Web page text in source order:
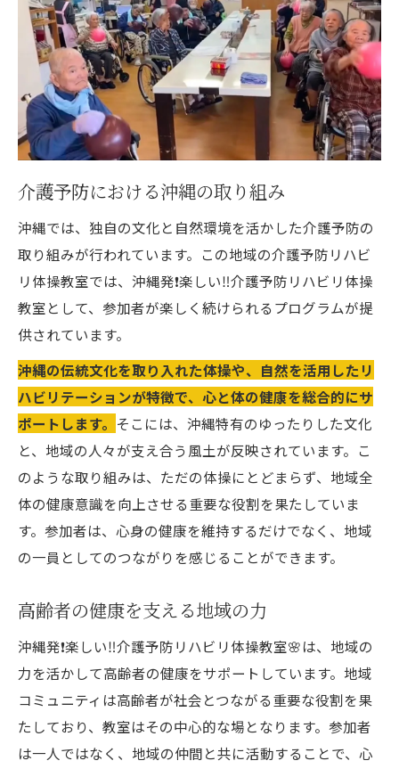
笑いを通じた参加者の心の変化
笑いの健康効果を活かす方法
リハビリの枠を超えたエンターテイメント
要素
笑いが教室に与えるポジティブな影響
参加者同士の交流が深まる沖縄発❗️楽しい‼️介護
予防リハビリ体操教室🌸
交流を促進する教室の取り組み
新しい仲間との出会いがもたらす喜び
参加者間の経験共有が生む学び
交流を通じた心の支え合い
友情が健康促進に与える影響
楽しい活動が人間関係を深める理由
健康で充実した毎日を送るために沖縄発❗️介護予
防リハビリ体操教室の重要性
教室が提供する健康の価値とは
介護予防としてのリハビリ体操の意義
健康維持と生活の質向上を目指して
より良い生活を送るためのサポート
介護予防における沖縄の取り組み
沖縄では、独自の文化と自然環境を活かした介護予防の
取り組みが行われています。この地域の介護予防リハビ
リ体操教室では、沖縄発❗️楽しい‼️介護予防リハビリ体操
教室として、参加者が楽しく続けられるプログラムが提
供されています。
沖縄の伝統文化を取り入れた体操や、自然を活用したリ
ハビリテーションが特徴で、心と体の健康を総合的にサ
ポートします。 そこには、沖縄特有のゆったりした文化
と、地域の人々が支え合う風土が反映されています。こ
のような取り組みは、ただの体操にとどまらず、地域全
体の健康意識を向上させる重要な役割を果たしていま
す。参加者は、心身の健康を維持するだけでなく、地域
の一員としてのつながりを感じることができます。
高齢者の健康を支える地域の力
沖縄発❗️楽しい‼️介護予防リハビリ体操教室🌸は、地域の
力を活かして高齢者の健康をサポートしています。地域
コミュニティは高齢者が社会とつながる重要な役割を果
たしており、教室はその中心的な場となります。参加者
は一人ではなく、地域の仲間と共に活動することで、心